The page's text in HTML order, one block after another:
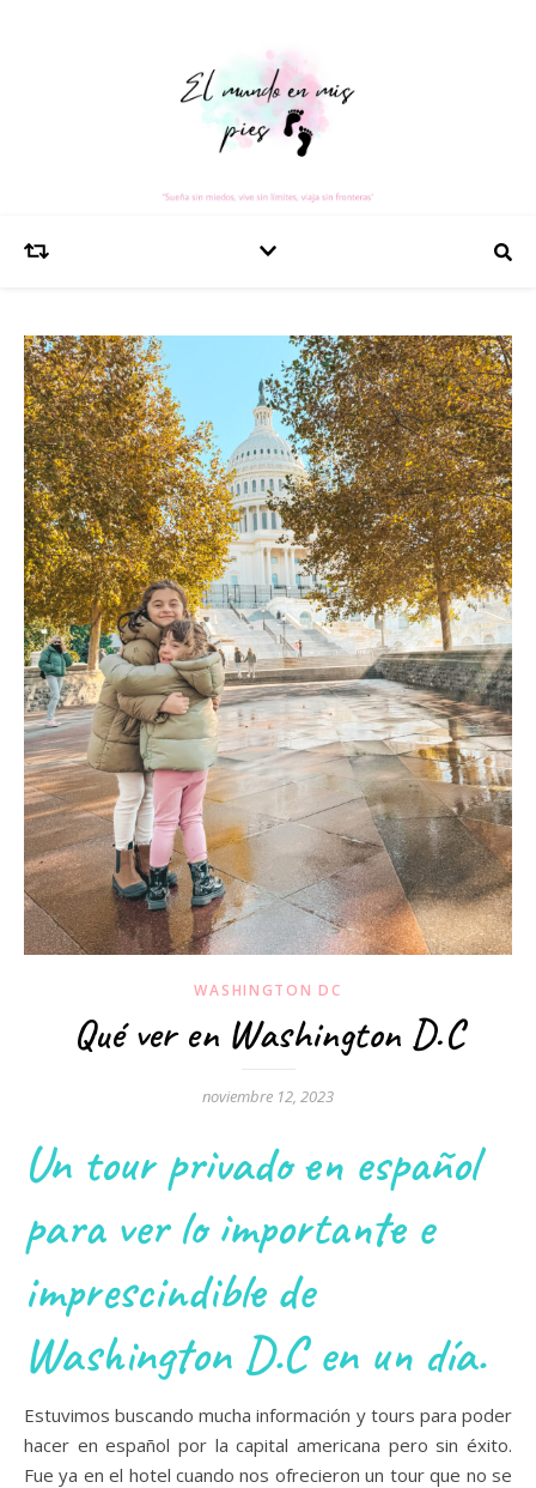
WASHINGTON DC
Qué ver en Washington D.C
noviembre 12, 2023
Un tour privado en español
para ver lo importante e
imprescindible de
Washington D.C en un día.
Estuvimos buscando mucha información y tours para poder
hacer en español por la capital americana pero sin éxito.
Fue ya en el hotel cuando nos ofrecieron un tour que no se